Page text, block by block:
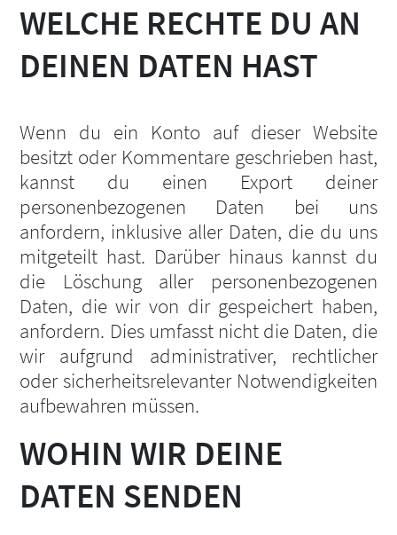
WELCHE RECHTE DU AN
DEINEN DATEN HAST
Wenn du ein Konto auf dieser Website
besitzt oder Kommentare geschrieben hast,
kannst du einen Export deiner
personenbezogenen Daten bei uns
anfordern, inklusive aller Daten, die du uns
mitgeteilt hast. Darüber hinaus kannst du
die Löschung aller personenbezogenen
Daten, die wir von dir gespeichert haben,
anfordern. Dies umfasst nicht die Daten, die
wir aufgrund administrativer, rechtlicher
oder sicherheitsrelevanter Notwendigkeiten
aufbewahren müssen.
WOHIN WIR DEINE
DATEN SENDEN